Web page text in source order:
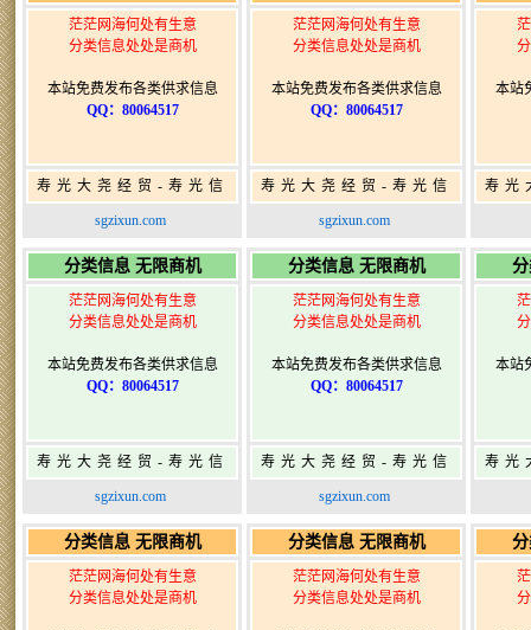
茫茫网海何处有生意
分类信息处处是商机
本站免费发布各类供求信息
QQ：80064517
寿光大尧经贸-寿光信
息网-免费信息发布网-
sgzixun.com
茫茫网海何处有生意
分类信息处处是商机
本站免费发布各类供求信息
QQ：80064517
寿光大尧经贸-寿光信
息网-免费信息发布网-
sgzixun.com
本站
寿光
分类信息 无限商机
茫茫网海何处有生意
分类信息处处是商机
本站免费发布各类供求信息
QQ：80064517
寿光大尧经贸-寿光信
息网-免费信息发布网-
sgzixun.com
分类信息 无限商机
茫茫网海何处有生意
分类信息处处是商机
本站免费发布各类供求信息
QQ：80064517
寿光大尧经贸-寿光信
息网-免费信息发布网-
sgzixun.com
本站
寿光
分类信息 无限商机
茫茫网海何处有生意
分类信息处处是商机
分类信息 无限商机
茫茫网海何处有生意
分类信息处处是商机